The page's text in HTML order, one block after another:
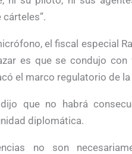
el fiscal especial
es que se condujo
el marco regulatorio de
que no habrá
diplomática.
no son